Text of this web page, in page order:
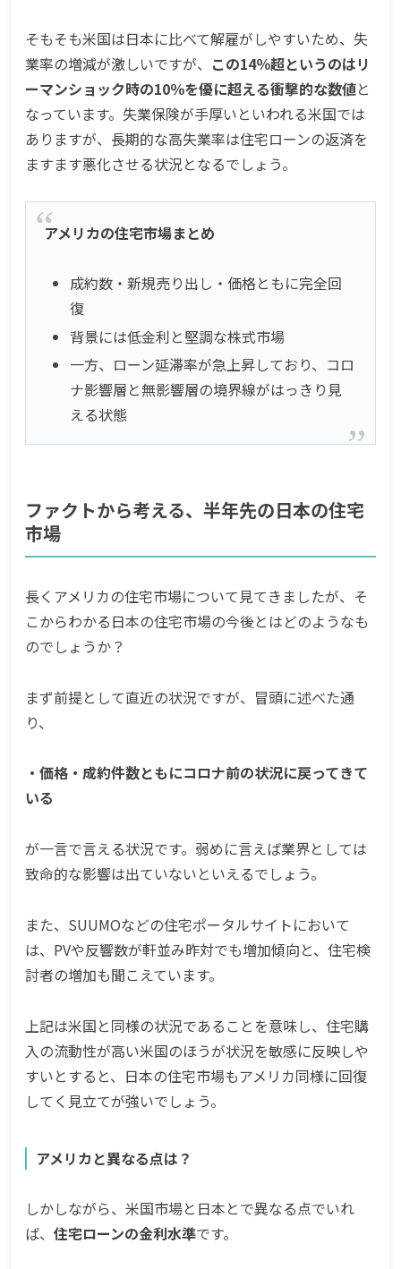
そもそも米国は日本に比べて解雇がしやすいため、失
業率の増減が激しいですが、 この14％超というのはリ
ーマンショック時の10％を優に超える衝撃的な数値と
なっています。失業保険が手厚いといわれる米国では
ありますが、長期的な高失業率は住宅ローンの返済を
ますます悪化させる状況となるでしょう。
アメリカの住宅市場まとめ
成約数・新規売り出し・価格ともに完全回
復
背景には低金利と堅調な株式市場
一方、ローン延滞率が急上昇しており、コロ
ナ影響層と無影響層の境界線がはっきり見
える状態
ファクトから考える、半年先の日本の住宅
市場
長くアメリカの住宅市場について見てきましたが、そ
こからわかる日本の住宅市場の今後とはどのようなも
のでしょうか？
まず前提として直近の状況ですが、冒頭に述べた通
り、
・価格・成約件数ともにコロナ前の状況に戻ってきて
いる
が一言で言える状況です。弱めに言えば業界としては
致命的な影響は出ていないといえるでしょう。
また、SUUMOなどの住宅ポータルサイトにおいて
は、PVや反響数が軒並み昨対でも増加傾向と、住宅検
討者の増加も聞こえています。
上記は米国と同様の状況であることを意味し、住宅購
入の流動性が高い米国のほうが状況を敏感に反映しや
すいとすると、日本の住宅市場もアメリカ同様に回復
してく見立てが強いでしょう。
アメリカと異なる点は？
しかしながら、米国市場と日本とで異なる点でいれ
ば、住宅ローンの金利水準です。